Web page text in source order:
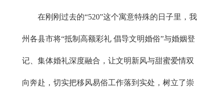
在刚刚过去的“520”这个寓意特殊的日子里，我
州各县市将“抵制高额彩礼 倡导文明婚俗”与婚姻登
记、集体婚礼深度融合，让文明新风与甜蜜爱情双
向奔赴，切实把移风易俗工作落到实处，树立了崇